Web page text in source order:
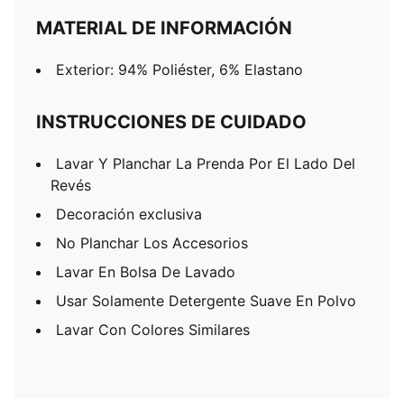
MATERIAL DE INFORMACIÓN
Exterior: 94% Poliéster, 6% Elastano
INSTRUCCIONES DE CUIDADO
Lavar Y Planchar La Prenda Por El Lado Del
Revés
Decoración exclusiva
No Planchar Los Accesorios
Lavar En Bolsa De Lavado
Usar Solamente Detergente Suave En Polvo
Lavar Con Colores Similares